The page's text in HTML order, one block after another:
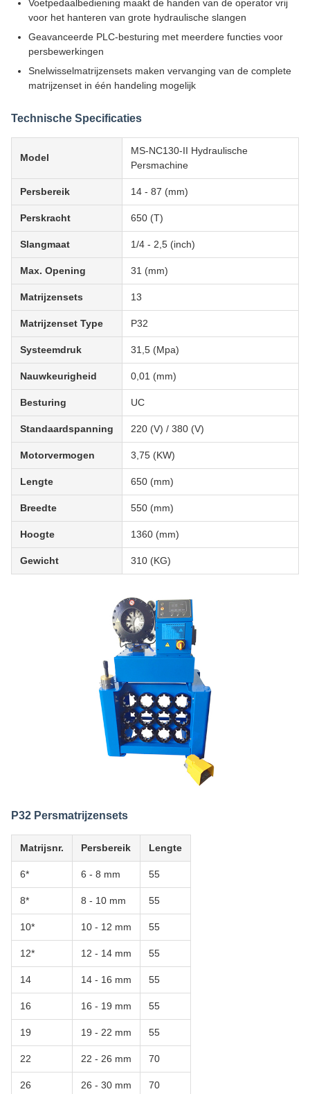
Voetpedaalbediening maakt de handen van de operator vrij
voor het hanteren van grote hydraulische slangen
Geavanceerde PLC-besturing met meerdere functies voor
persbewerkingen
Snelwisselmatrijzensets maken vervanging van de complete
matrijzenset in één handeling mogelijk
Technische Specificaties
Model
MS-NC130-II Hydraulische
Persmachine
Persbereik 14 - 87 (mm)
Perskracht 650 (T)
Slangmaat 1/4 - 2,5 (inch)
Max. Opening 31 (mm)
Matrijzensets 13
Matrijzenset Type P32
Systeemdruk 31,5 (Mpa)
Nauwkeurigheid 0,01 (mm)
Besturing UC
Standaardspanning 220 (V) / 380 (V)
Motorvermogen 3,75 (KW)
Lengte 650 (mm)
Breedte 550 (mm)
Hoogte 1360 (mm)
Gewicht 310 (KG)
P32 Persmatrijzensets
Matrijsnr. Persbereik Lengte
6* 6 - 8 mm 55
8* 8 - 10 mm 55
10* 10 - 12 mm 55
12* 12 - 14 mm 55
14 14 - 16 mm 55
16 16 - 19 mm 55
19 19 - 22 mm 55
22 22 - 26 mm 70
26 26 - 30 mm 70